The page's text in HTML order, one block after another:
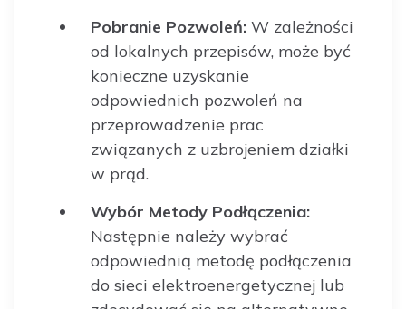
Pobranie Pozwoleń: W zależności
od lokalnych przepisów, może być
konieczne uzyskanie
odpowiednich pozwoleń na
przeprowadzenie prac
związanych z uzbrojeniem działki
w prąd.
Wybór Metody Podłączenia:
Następnie należy wybrać
odpowiednią metodę podłączenia
do sieci elektroenergetycznej lub